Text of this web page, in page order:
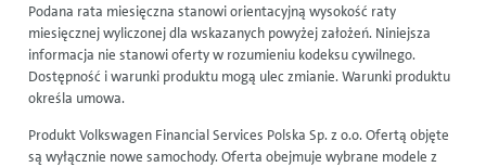
Podana rata miesięczna stanowi orientacyjną wysokość raty
miesięcznej wyliczonej dla wskazanych powyżej założeń. Niniejsza
informacja nie stanowi oferty w rozumieniu kodeksu cywilnego.
Dostępność i warunki produktu mogą ulec zmianie. Warunki produktu
określa umowa.
Produkt Volkswagen Financial Services Polska Sp. z o.o. Ofertą objęte
są wyłącznie nowe samochody. Oferta obejmuje wybrane modele z